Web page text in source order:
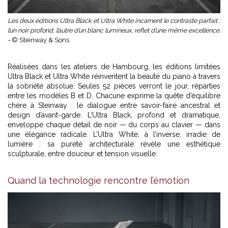
Les deux éditions Ultra Black et Ultra White incarnent le contraste parfait :
l’un noir profond, l’autre d’un blanc lumineux, reflet d’une même excellence.
- © Steinway & Sons
Réalisées dans les ateliers de Hambourg, les éditions limitées
Ultra Black et Ultra White réinventent la beauté du piano à travers
la sobriété absolue. Seules 52 pièces verront le jour, réparties
entre les modèles B et D. Chacune exprime la quête d’équilibre
chère à Steinway : le dialogue entre savoir-faire ancestral et
design d’avant-garde. L’Ultra Black, profond et dramatique,
enveloppe chaque détail de noir — du corps au clavier — dans
une élégance radicale. L’Ultra White, à l’inverse, irradie de
lumière : sa pureté architecturale révèle une esthétique
sculpturale, entre douceur et tension visuelle.
Quand la technologie rencontre l’émotion